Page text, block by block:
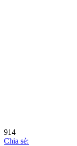
914
Chia sẻ: